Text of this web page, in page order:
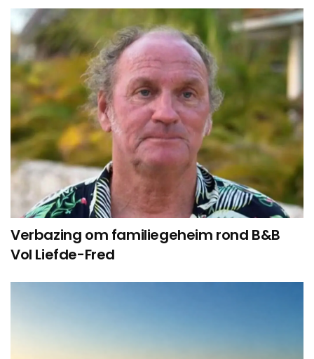
Verbazing om familiegeheim rond B&B
Vol Liefde-Fred